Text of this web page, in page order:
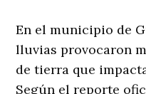
En el municipio de
lluvias provocaron
de tierra que
Según el reporte